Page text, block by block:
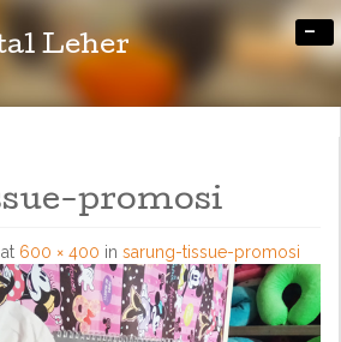
Leher -
promosi
at 600 × 400 in sarung-tissue-promosi